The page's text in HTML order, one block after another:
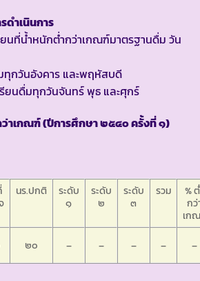
ดำเนินการ
นที่น้ำหนักต่ำกว่าเกณฑ์มาตรฐานดื่ม วัน
ทุกวันอังคาร และพฤหัสบดี
ยนดื่มทุกวันจันทร์ พุธ และศุกร์
าเกณฑ์ (ปีการศึกษา ๒๕๔๐ ครั้งที่ ๑)
นร.ปกติ
ระดับ
๑
ระดับ
๒
ระดับ
๓
รวม
%
กว่
เก
๒๐ – – – – –